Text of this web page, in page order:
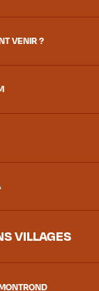
VENIR ?
VILLAGES
la vallée.